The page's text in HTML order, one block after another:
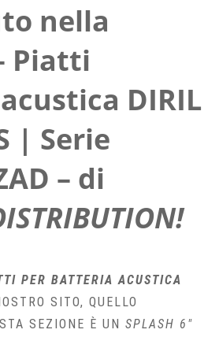
nella
Piatti
DIRIL
| Serie
– di
PER BATTERIA ACUSTICA
SITO, QUELLO
SEZIONE È UN SPLASH 6″